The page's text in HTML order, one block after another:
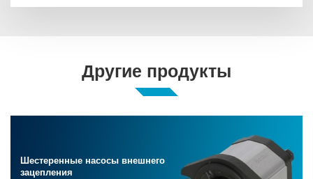
Другие продукты
Шестеренные насосы внешнего
зацепления